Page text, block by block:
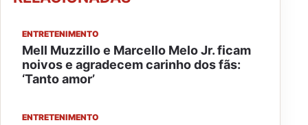
ENTRETENIMENTO
Mell Muzzillo e Marcello Melo Jr. ficam
noivos e agradecem carinho dos fãs:
‘Tanto amor’
ENTRETENIMENTO